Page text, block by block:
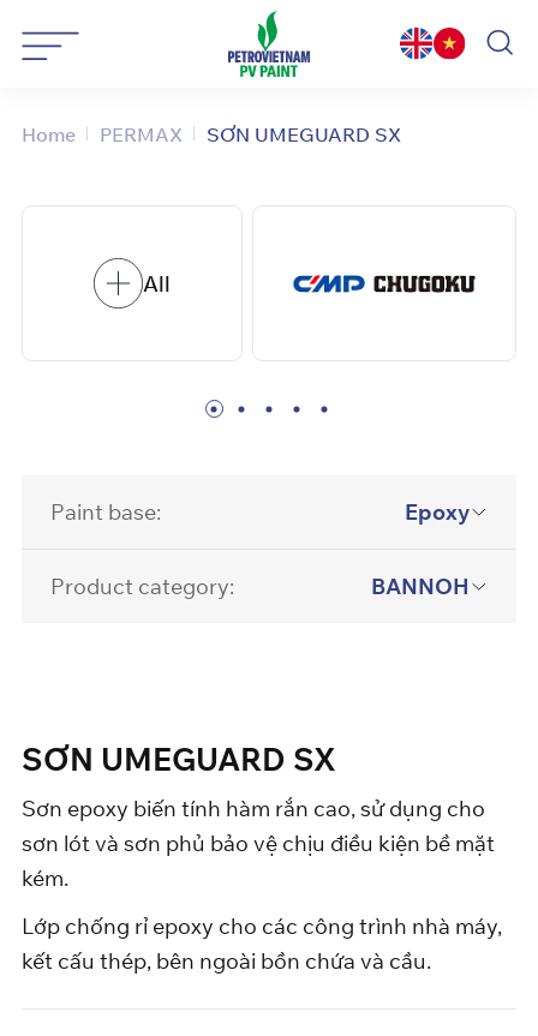
Home PERMAX SƠN UMEGUARD SX
All
Paint base: Epoxy
Product category: BANNOH
SƠN UMEGUARD SX
Sơn epoxy biến tính hàm rắn cao, sử dụng cho
sơn lót và sơn phủ bảo vệ chịu điều kiện bề mặt
kém.
Lớp chống rỉ epoxy cho các công trình nhà máy,
kết cấu thép, bên ngoài bồn chứa và cầu.